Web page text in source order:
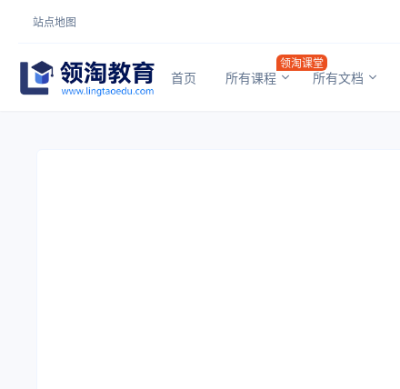
站点地图
首页 所有课程
领淘课堂
所有文档